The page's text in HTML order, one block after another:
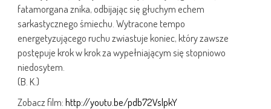
fatamorgana znika, odbijając się głuchym echem
sarkastycznego śmiechu. Wytracone tempo
energetyzującego ruchu zwiastuje koniec, który zawsze
postępuje krok w krok za wypełniającym się stopniowo
niedosytem.
(B. K.)
Zobacz film:http://youtu.be/pdb72VslpkY